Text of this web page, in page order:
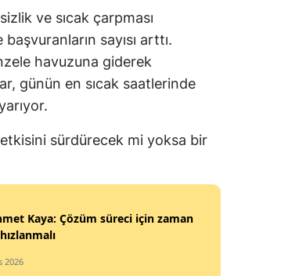
ve sıcak çarpması
sayısı arttı.
havuzuna giderek
günün en sıcak saatlerinde
sürdürecek mi yoksa bir
Kaya: Çözüm süreci için zaman
2026